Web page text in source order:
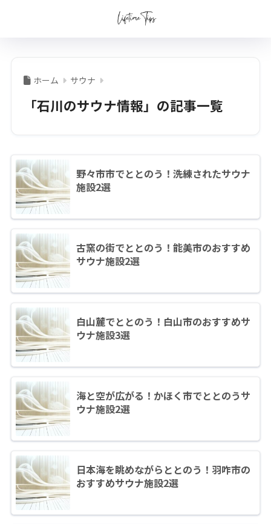
ホーム サウナ
「石川のサウナ情報」の記事一覧
野々市市でととのう！洗練されたサウナ
施設2選
古窯の街でととのう！能美市のおすすめ
サウナ施設2選
白山麓でととのう！白山市のおすすめサ
ウナ施設3選
海と空が広がる！かほく市でととのうサ
ウナ施設2選
日本海を眺めながらととのう！羽咋市の
おすすめサウナ施設2選